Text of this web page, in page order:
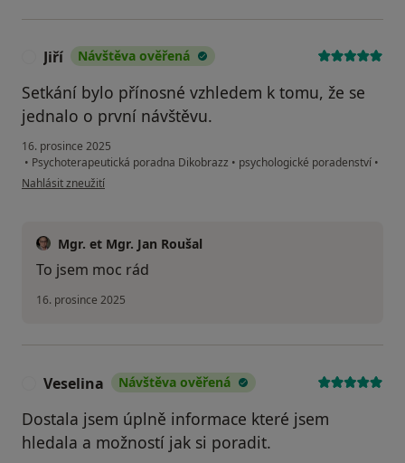
Jiří Návštěva ověřená
Setkání bylo přínosné vzhledem k tomu, že se
jednalo o první návštěvu.
16. prosince 2025
• Psychoterapeutická poradna Dikobrazz • psychologické poradenství •
podle názoru uživatele Jiří
Nahlásit zneužití
Mgr. et Mgr. Jan Roušal
To jsem moc rád
16. prosince 2025
Veselina Návštěva ověřená
Dostala jsem úplně informace které jsem
hledala a možností jak si poradit.